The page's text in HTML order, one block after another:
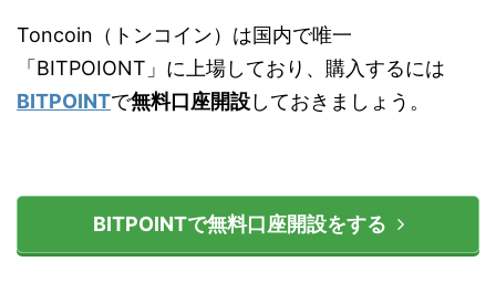
Toncoin（トンコイン）は国内で唯一
「BITPOIONT」に上場しており、購入するには
BITPOINTで無料口座開設しておきましょう。
BITPOINTで無料口座開設をする